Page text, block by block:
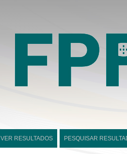
VER RESULTADOS PESQUISAR